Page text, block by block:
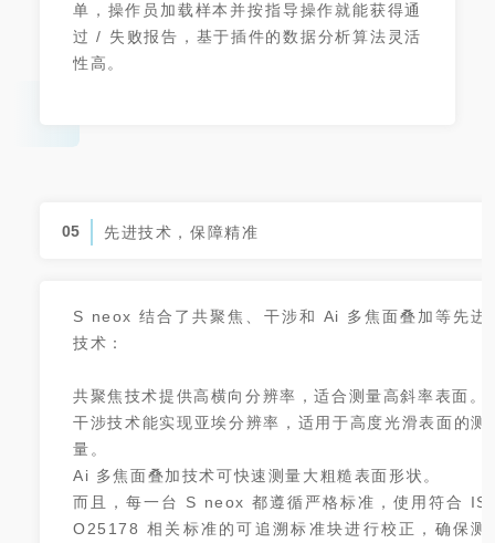
单，操作员加载样本并按指导操作就能获得通
过 / 失败报告，基于插件的数据分析算法灵活
性高。
05 先进技术，保障精准
S neox 结合了共聚焦、干涉和 Ai 多焦面叠加等先进
技术：
共聚焦技术提供高横向分辨率，适合测量高斜率表面。
干涉技术能实现亚埃分辨率，适用于高度光滑表面的测
量。
Ai 多焦面叠加技术可快速测量大粗糙表面形状。
而且，每一台 S neox 都遵循严格标准，使用符合 IS
O25178 相关标准的可追溯标准块进行校正，确保测